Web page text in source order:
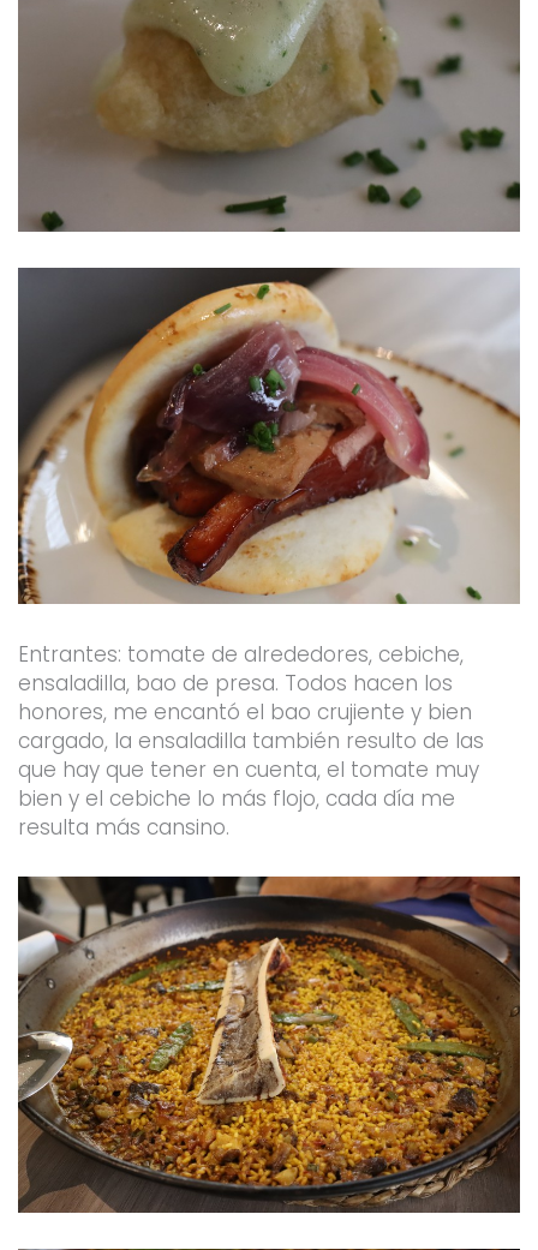
Entrantes: tomate de alrededores, cebiche,
ensaladilla, bao de presa. Todos hacen los
honores, me encantó el bao crujiente y bien
cargado, la ensaladilla también resulto de las
que hay que tener en cuenta, el tomate muy
bien y el cebiche lo más flojo, cada día me
resulta más cansino.